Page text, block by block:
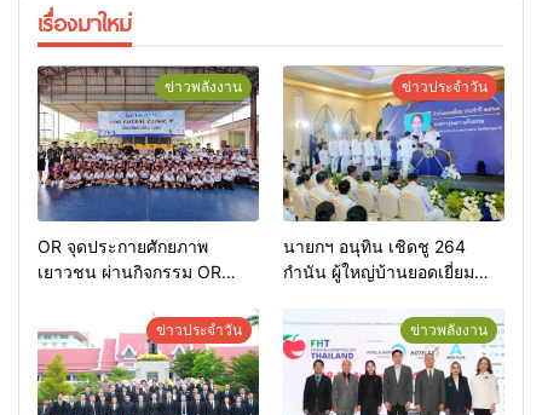
เรื่องมาใหม่
ข่าวพลังงาน
OR จุดประกายศักยภาพ
เยาวชน ผ่านกิจกรรม OR
ข่าวประจำวัน
นายกฯ อนุทิน เชิดชู 264
กำนัน ผู้ใหญ่บ้านยอดเยี่ยม
เกียรติยศแห่งการเสียสละ”
ข่าวประจำวัน ข่าวพลังงาน